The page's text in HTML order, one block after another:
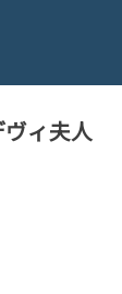
ィ夫人